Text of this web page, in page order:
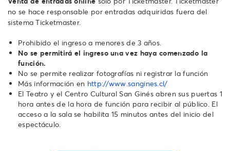
no se hace responsable por entradas adquiridas fuera del
sistema Ticketmaster.
Prohibido el ingreso a menores de 3 años.
No se permitirá el ingreso una vez haya comenzado la
función.
No se permite realizar fotografías ni registrar la función
Más información en http://www.sangines.cl/
El Teatro y el Centro Cultural San Ginés abren sus puertas 1
hora antes de la hora de función para recibir al público. El
acceso a la sala se habilita 15 minutos antes del inicio del
espectáculo.